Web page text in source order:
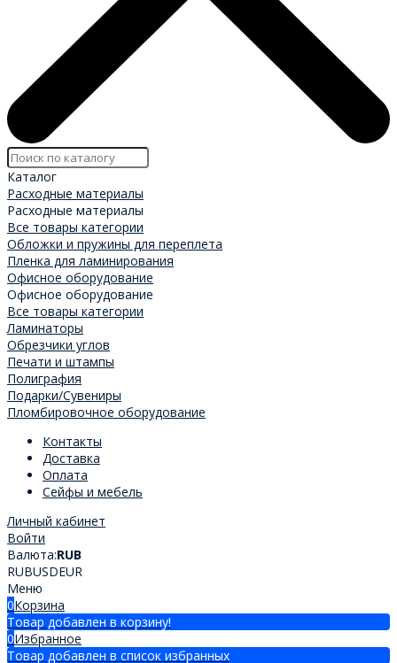
Каталог
Расходные материалы
Расходные материалы
Все товары категории
Обложки и пружины для переплета
Пленка для ламинирования
Офисное оборудование
Офисное оборудование
Все товары категории
Ламинаторы
Обрезчики углов
Печати и штампы
Полиграфия
Подарки/Сувениры
Пломбировочное оборудование
Контакты
Доставка
Оплата
Сейфы и мебель
Личный кабинет
Войти
Валюта:RUB
RUBUSDEUR
Меню
0Корзина
Товар добавлен в корзину!
0Избранное
Товар добавлен в список избранных